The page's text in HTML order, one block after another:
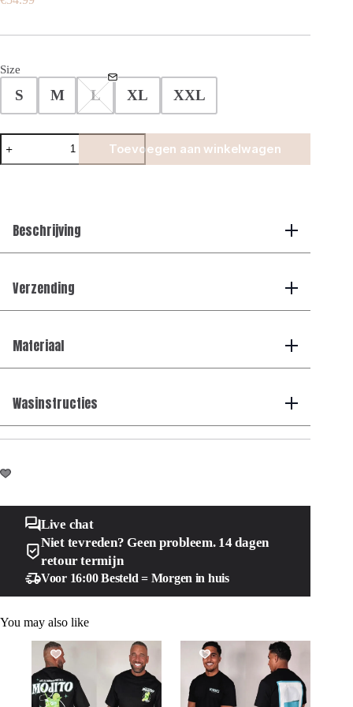
Size
S M L XL XXL
Smart
Glans
Swim
Toevoegen aan winkelwagen
Beschrijving
Verzending
Materiaal
Wasinstructies
Live chat
Niet tevreden? Geen probleem. 14 dagen
retour termijn
Voor 16:00 Besteld = Morgen in huis
You may also like
SALE! SALE!